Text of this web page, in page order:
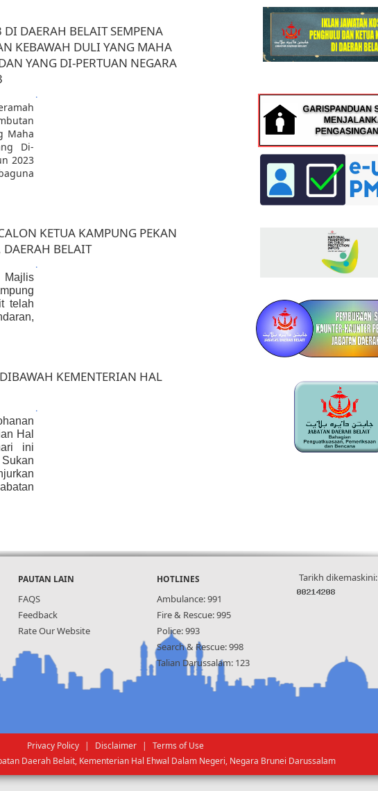
DAERAH BELAIT SEMPENA
KEBAWAH DULI YANG MAHA
YANG DI-PERTUAN NEGARA
Maha
Di-
2023
​.
KETUA KAMPUNG PEKAN
BELAIT
telah
​.
KEMENTERIAN HAL
Hal
ini
​.
PAUTAN LAIN
FAQS
Feedback
Rate Our Website
HOTLINES
Ambulance: 991
Fire & Rescue: 995
Police: 993
Search & Rescue: 998
Talian Darussalam: 123
Tarikh dikemaskini:
Privacy Policy | Disclaimer |
Terms of Use
Daerah Belait, Kementerian Hal Ehwal Dalam Negeri, Negara Brunei Darussalam